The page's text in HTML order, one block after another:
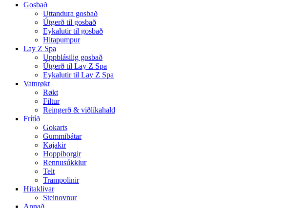
Gosbað
Uttandura gosbað
Útgerð til gosbað
Eykalutir til gosbað
Hitapumpur
Lay Z Spa
Uppblásilig gosbað
Útgerð til Lay Z Spa
Eykalutir til Lay Z Spa
Vatnrøkt
Røkt
Filtur
Reingerð & viðlíkahald
Frítíð
Gokarts
Gummibátar
Kajakir
Hoppiborgir
Rennusúkklur
Telt
Trampolinir
Hitaklivar
Steinovnur
Annað